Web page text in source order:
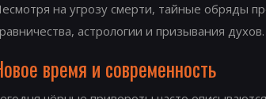
на угрозу смерти, тайные обряды
астрологии и призывания духов.
время и современность